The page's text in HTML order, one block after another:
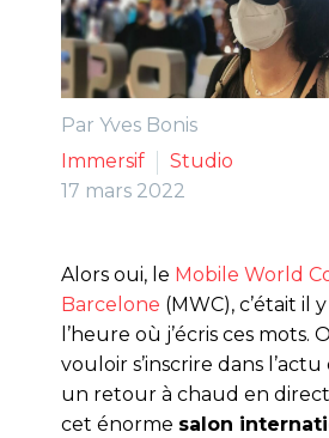
Par Yves Bonis
Immersif
Studio
17 mars 2022
Alors oui, le Mobile World
Barcelone (MWC), c’était il
l’heure où j’écris ces mots.
vouloir s’inscrire dans
un retour à chaud en
cet énorme salon